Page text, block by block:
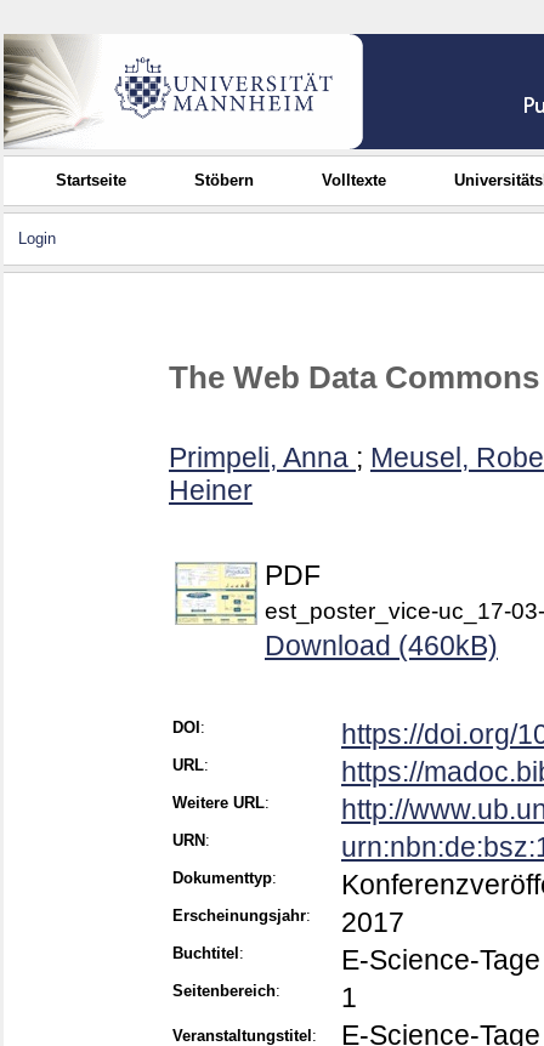
Startseite Stöbern Volltexte
Login
The Web Data
Primpeli, Anna ; Meusel,
Heiner
PDF
est_poster_vice-uc_17-
Download (460kB)
DOI : https://doi.org/
URL: https://
Weitere URL: http://
URN :
Dokumenttyp:
Erscheinungsjahr: 2017
Buchtitel : E-Science-
Seitenbereich: 1
Veranstaltungstitel : E-Science-